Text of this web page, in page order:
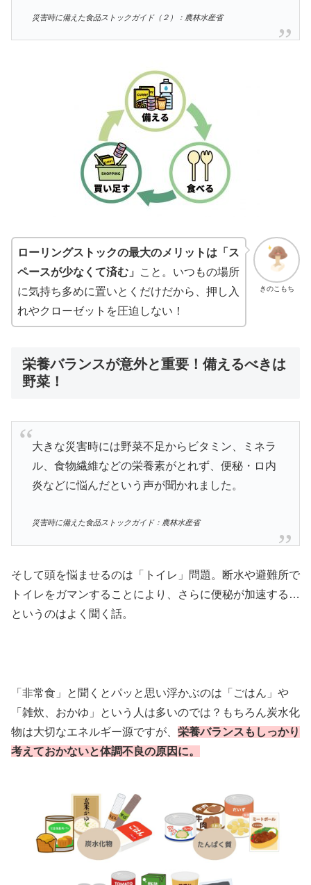
災害時に備えた食品ストックガイド（２）：農林水産省
きのこもち
ローリングストックの最大のメリットは「ス
ペースが少なくて済む」
こと。いつもの場所
に気持ち多めに置いとくだけだから、押し入
れやクローゼットを圧迫しない！
栄養バランスが意外と重要！備えるべきは
野菜！
大きな災害時には野菜不足からビタミン、ミネラ
ル、食物繊維などの栄養素がとれず、便秘・ロ内
炎などに悩んだという声が聞かれました。
災害時に備えた食品ストックガイド：農林水産省
そして頭を悩ませるのは「トイレ」問題。断水や避難所で
トイレをガマンすることにより、さらに便秘が加速する…
というのはよく聞く話。
「非常食」と聞くとパッと思い浮かぶのは「ごはん」や
「雑炊、おかゆ」という人は多いのでは？もちろん炭水化
物は大切なエネルギー源ですが、 栄養バランスもしっかり
考えておかないと体調不良の原因に。